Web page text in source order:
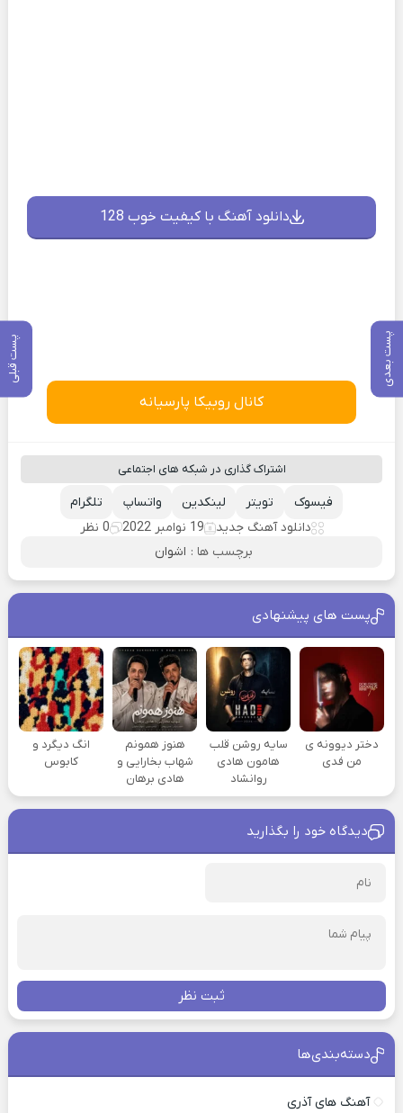
پست بعدی پست قبلی
دانلود آهنگ با کیفیت خوب 128
کانال روبیکا پارسیانه
اشتراک گذاری در شبکه های اجتماعی
تلگرام واتساپ لینکدین تویتر
فیسوک
دانلود آهنگ جدید
19 نوامبر 2022
0 نظر
برچسب ها : اشوان
پست های پیشنهادی
دختر دیوونه ی
من فدی
سایه روشن قلب
هامون هادی
روانشاد
هنوز همونم
شهاب بخارایی و
هادی برهان
انگ دیگرد و
کابوس
دیدگاه خود را بگذارید
ثبت نظر
دسته‌بندی‌ها
آهنگ های آذری